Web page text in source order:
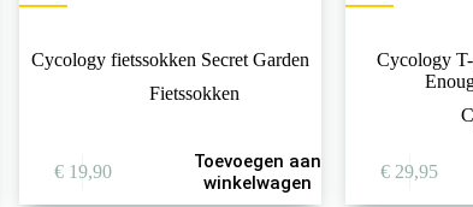
Cycology fietssokken Secret Garden
Fietssokken
€19,90
Toevoegen aan
winkelwagen
Cycology
€ 29,95
product